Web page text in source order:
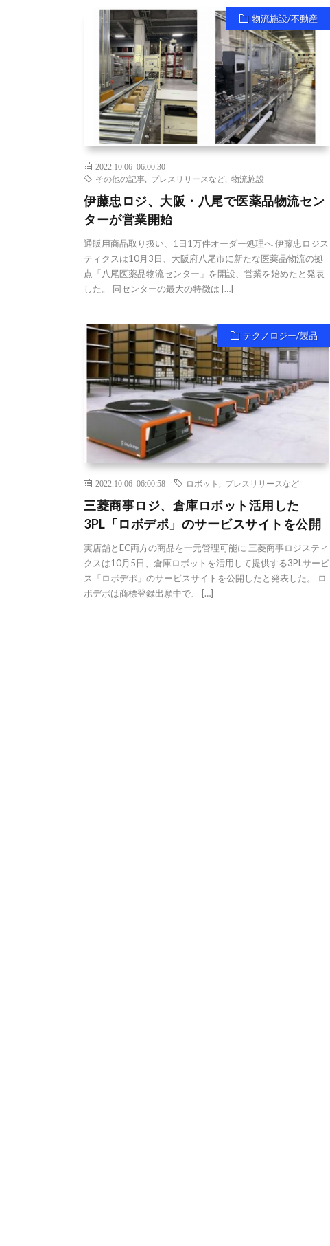
物流施設/不動産
2022.10.06 06:00:30
その他の記事
プレスリリースなど 物流施設
伊藤忠ロジ、大阪・八尾で医薬品物流セン
ターが営業開始
通販用商品取り扱い、1日1万件オーダー処理へ 伊藤忠ロジス
ティクスは10月3日、大阪府八尾市に新たな医薬品物流の拠
点「八尾医薬品物流センター」を開設、営業を始めたと発表
した。 同センターの最大の特徴は […]
テクノロジー/製品
2022.10.06 06:00:58 ロボット プレスリリースなど
三菱商事ロジ、倉庫ロボット活用した
3PL「ロボデポ」のサービスサイトを公開
実店舗とEC両方の商品を一元管理可能に 三菱商事ロジスティ
クスは10月5日、倉庫ロボットを活用して提供する3PLサービ
ス「ロボデポ」のサービスサイトを公開したと発表した。 ロ
ボデポは商標登録出願中で、 […]